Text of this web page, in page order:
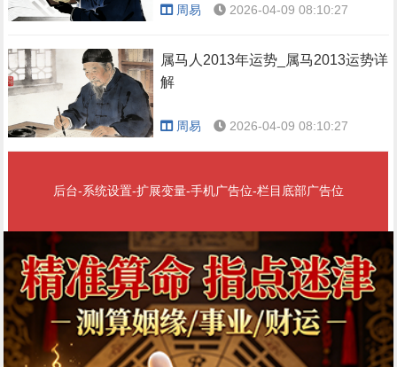
周易 2026-04-09 08:10:27
属马人2013年运势_属马2013运势详
解
周易 2026-04-09 08:10:27
后台-系统设置-扩展变量-手机广告位-栏目底部广告位